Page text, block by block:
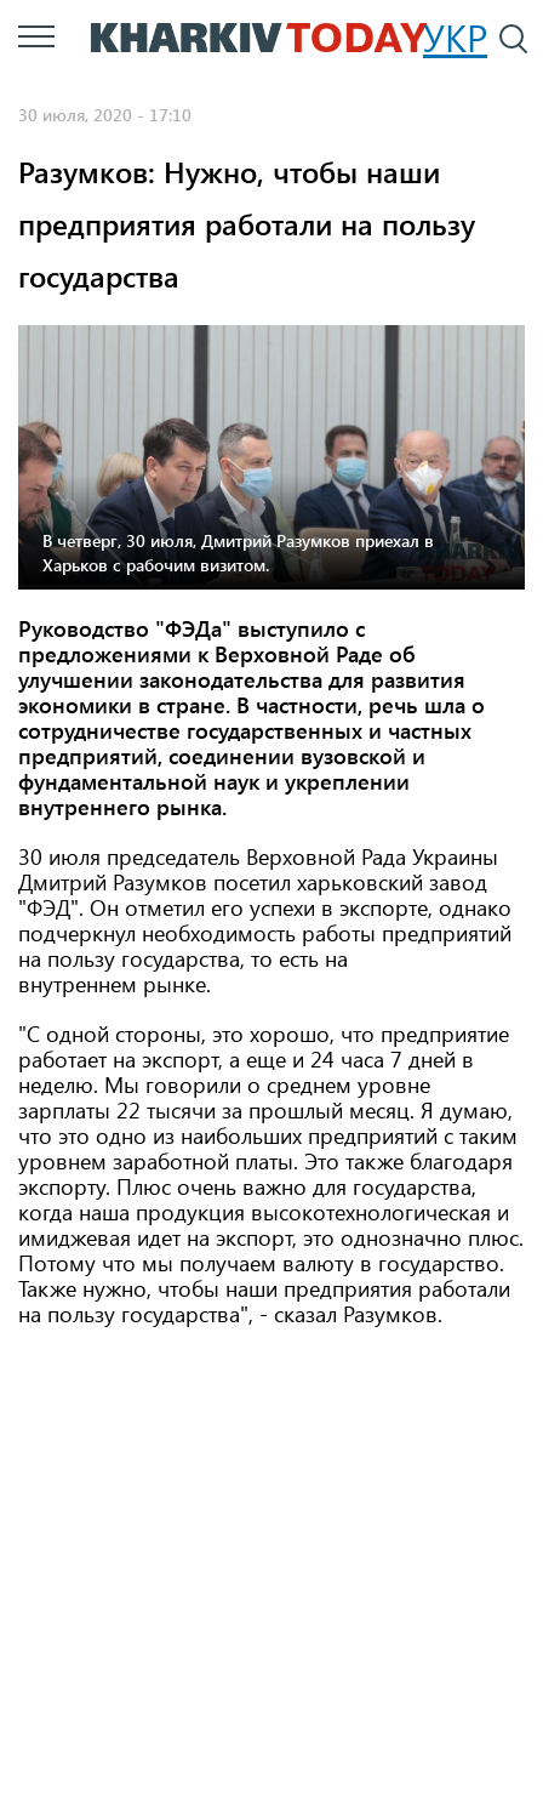
Перейти
к
УКР
30 июля, 2020 - 17:10
Разумков: Нужно, чтобы наши
предприятия работали на пользу
государства
В четверг, 30 июля, Дмитрий Разумков приехал в
Харьков с рабочим визитом.
Руководство "ФЭДа" выступило с
предложениями к Верховной Раде об
улучшении законодательства для развития
экономики в стране. В частности, речь шла о
сотрудничестве государственных и частных
предприятий, соединении вузовской и
фундаментальной наук и укреплении
внутреннего рынка.
30 июля председатель Верховной Рада Украины
Дмитрий Разумков посетил харьковский завод
"ФЭД". Он отметил его успехи в экспорте, однако
подчеркнул необходимость работы предприятий
на пользу государства, то есть на
внутреннем рынке.
"С одной стороны, это хорошо, что предприятие
работает на экспорт, а еще и 24 часа 7 дней в
неделю. Мы говорили о среднем уровне
зарплаты 22 тысячи за прошлый месяц. Я думаю,
что это одно из наибольших предприятий с таким
уровнем заработной платы. Это также благодаря
экспорту. Плюс очень важно для государства,
когда наша продукция высокотехнологическая и
имиджевая идет на экспорт, это однозначно плюс.
Потому что мы получаем валюту в государство.
Также нужно, чтобы наши предприятия работали
на пользу государства", - сказал Разумков.